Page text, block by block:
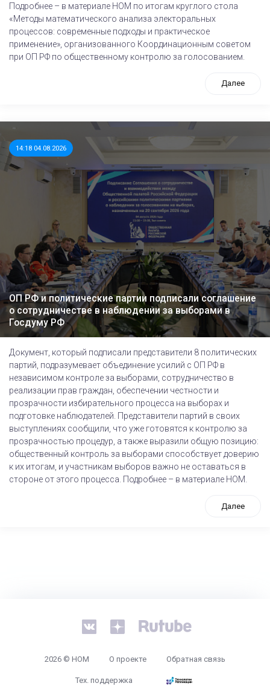
Подробнее – в материале НОМ по итогам круглого стола
«Методы математического анализа электоральных
процессов: современные подходы и практическое
применение», организованного Координационным советом
при ОП РФ по общественному контролю за голосованием.
Далее
14:18 04.08.2026
ОП РФ и политические партии подписали соглашение
о сотрудничестве в наблюдении за выборами в
Госдуму РФ
Документ, который подписали представители 8 политических
партий, подразумевает объединение усилий с ОП РФ в
независимом контроле за выборами, сотрудничество в
реализации прав граждан, обеспечении честности и
прозрачности избирательного процесса на выборах и
подготовке наблюдателей. Представители партий в своих
выступлениях сообщили, что уже готовятся к контролю за
прозрачностью процедур, а также выразили общую позицию:
общественный контроль за выборами способствует доверию
к их итогам, и участникам выборов важно не оставаться в
стороне от этого процесса. Подробнее – в материале НОМ.
Далее
2026 © НОМ О проекте Обратная связь
Тех. поддержка